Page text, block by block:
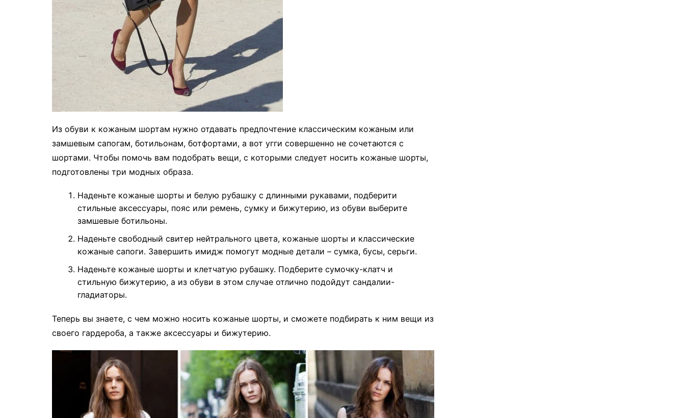
Из обуви к кожаным шортам нужно отдавать предпочтение классическим кожаным или
замшевым сапогам, ботильонам, ботфортами, а вот угги совершенно не сочетаются с
шортами. Чтобы помочь вам подобрать вещи, с которыми следует носить кожаные шорты,
подготовлены три модных образа.
Наденьте кожаные шорты и белую рубашку с длинными рукавами, подберити
стильные аксессуары, пояс или ремень, сумку и бижутерию, из обуви выберите
замшевые ботильоны.
Наденьте свободный свитер нейтрального цвета, кожаные шорты и классические
кожаные сапоги. Завершить имидж помогут модные детали – сумка, бусы, серьги.
Наденьте кожаные шорты и клетчатую рубашку. Подберите сумочку-клатч и
стильную бижутерию, а из обуви в этом случае отлично подойдут сандалии-
гладиаторы.
Теперь вы знаете, с чем можно носить кожаные шорты, и сможете подбирать к ним вещи из
своего гардероба, а также аксессуары и бижутерию.